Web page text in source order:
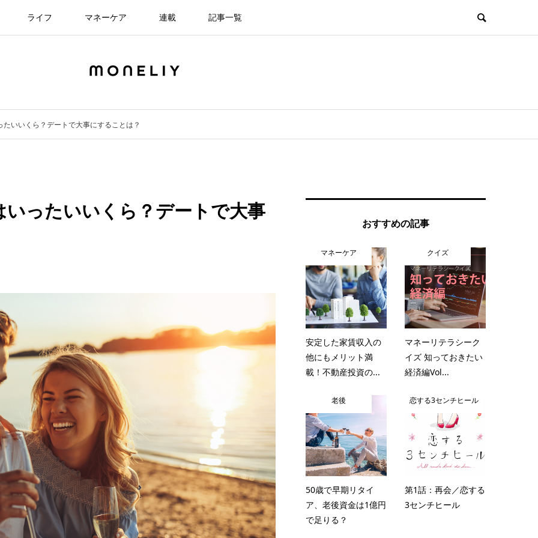
ライフ マネーケア 連載 記事一覧
いいくら？デートで大事にすることは？
ったいいくら？デートで大事
おすすめの記事
マネーケア
安定した家賃収入の
他にもメリット満
載！不動産投資の...
クイズ
マネーリテラシーク
イズ 知っておきたい
経済編Vol...
老後
50歳で早期リタイ
ア、老後資金は1億円
で足りる？
恋する3センチヒール
第1話：再会／恋する
3センチヒール